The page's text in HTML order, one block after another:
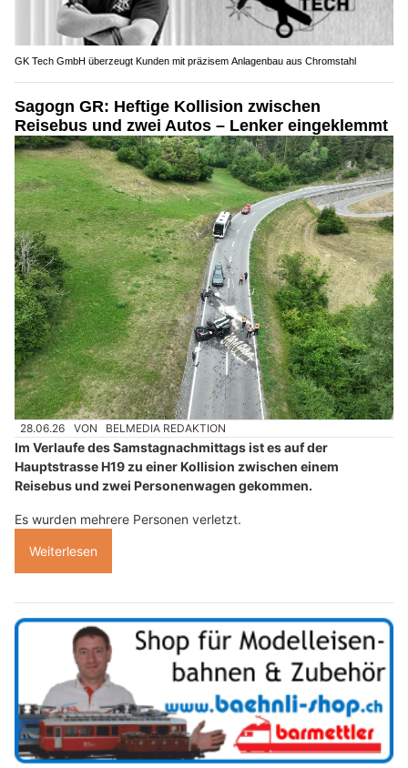
GK Tech GmbH überzeugt Kunden mit präzisem Anlagenbau aus Chromstahl
Sagogn GR: Heftige Kollision zwischen
Reisebus und zwei Autos – Lenker eingeklemmt
28.06.26 VON BELMEDIA REDAKTION
Im Verlaufe des Samstagnachmittags ist es auf der
Hauptstrasse H19 zu einer Kollision zwischen einem
Reisebus und zwei Personenwagen gekommen.
Es wurden mehrere Personen verletzt.
Weiterlesen